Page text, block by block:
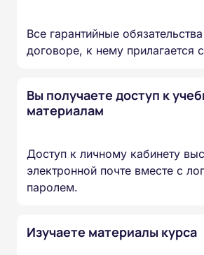
Все гарантийные
договоре, к нему прилагается
Вы получаете доступ к
материалам
Доступ к личному кабинету
электронной почте вместе с
паролем.
Изучаете материалы курса